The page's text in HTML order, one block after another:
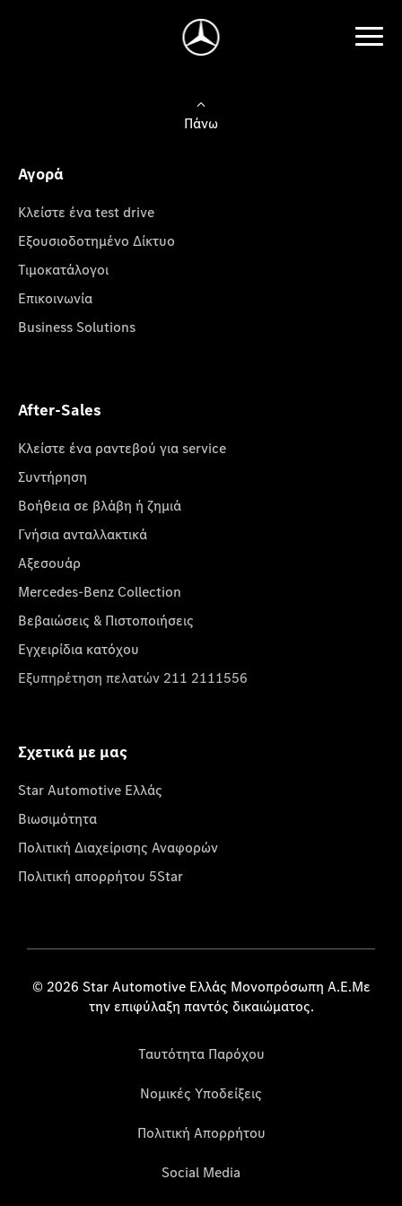
Πάνω
Αγορά
Κλείστε ένα test drive
Εξουσιοδοτημένο Δίκτυο
Τιμοκατάλογοι
Επικοινωνία
Business Solutions
After-Sales
Κλείστε ένα ραντεβού για service
Συντήρηση
Βοήθεια σε βλάβη ή ζημιά
Γνήσια ανταλλακτικά
Αξεσουάρ
Mercedes-Benz Collection
Βεβαιώσεις & Πιστοποιήσεις
Εγχειρίδια κατόχου
Εξυπηρέτηση πελατών 211 2111556
Σχετικά με μας
Star Automotive Ελλάς
Βιωσιμότητα
Πολιτική Διαχείρισης Αναφορών
Πολιτική απορρήτου 5Star
© 2026 Star Automotive Ελλάς Μονοπρόσωπη Α.Ε.Με
την επιφύλαξη παντός δικαιώματος.
Ταυτότητα Παρόχου
Νομικές Υποδείξεις
Πολιτική Απορρήτου
Social Media